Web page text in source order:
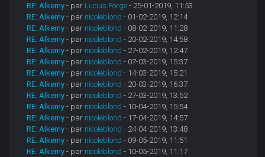
RE: Alkemy - par Lucius Forge - 25-01-2019, 11:53
RE: Alkemy - par nicoleblond - 01-02-2019, 12:14
RE: Alkemy - par nicoleblond - 08-02-2019, 11:28
RE: Alkemy - par nicoleblond - 20-02-2019, 14:58
RE: Alkemy - par nicoleblond - 27-02-2019, 12:47
RE: Alkemy - par nicoleblond - 07-03-2019, 15:37
RE: Alkemy - par nicoleblond - 14-03-2019, 15:21
RE: Alkemy - par nicoleblond - 20-03-2019, 16:37
RE: Alkemy - par nicoleblond - 27-03-2019, 13:52
RE: Alkemy - par nicoleblond - 10-04-2019, 15:54
RE: Alkemy - par nicoleblond - 17-04-2019, 14:57
RE: Alkemy - par nicoleblond - 24-04-2019, 13:48
RE: Alkemy - par nicoleblond - 09-05-2019, 11:51
RE: Alkemy - par nicoleblond - 10-05-2019, 11:17